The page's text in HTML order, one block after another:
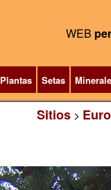
WEB
Plantas Setas
Sitios >